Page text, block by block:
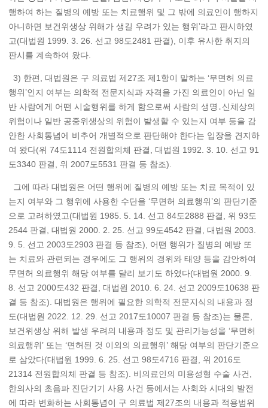
행하여 하는 질병의 예방 또는 치료행위 및 그 밖에 의료인이 행하지
아니하면 보건위생상 위해가 생길 우려가 있는 행위’라고 판시하였
고(대법원 1999. 3. 26. 선고 98도2481 판결), 이후 유사한 취지의
판시를 계속하여 왔다.
3) 한편, 대법원은 구 의료법 제27조 제1항이 말하는 ‘무면허 의료
행위’인지 여부는 의학적 전문지식과 자격을 가진 의료인이 아닌 일
반 사람에게 어떤 시술행위를 하게 함으로써 사람의 생명․신체상의
위험이나 일반 공중위생상의 위험이 발생할 수 있는지 여부 등을 감
안한 사회통념에 비추어 개별적으로 판단해야 한다는 입장을 견지하
여 왔다(위 74도1114 전원합의체 판결, 대법원 1992. 3. 10. 선고 91
도3340 판결, 위 2007도5531 판결 등 참조).
그에 따라 대법원은 어떤 행위에 질병의 예방 또는 치료 목적이 있
는지 여부와 그 행위에 사용한 수단을 ‘무면허 의료행위’의 판단기준
으로 고려하였고(대법원 1985. 5. 14. 선고 84도2888 판결, 위 93도
2544 판결, 대법원 2000. 2. 25. 선고 99도4542 판결, 대법원 2003.
9. 5. 선고 2003도2903 판결 등 참조), 어떤 행위가 질병의 예방 또
는 치료와 관련되는 경우에도 그 행위의 경위와 태양 등을 감안하여
무면허 의료행위 해당 여부를 달리 보기도 하였다(대법원 2000. 9.
8. 선고 2000도432 판결, 대법원 2010. 6. 24. 선고 2009도10638 판
결 등 참조). 대법원은 행위에 필요한 의학적 전문지식의 내용과 정
도(대법원 2022. 12. 29. 선고 2017도10007 판결 등 참조)는 물론,
보건위생상 위해 발생 우려의 내용과 정도 및 관리가능성을 ‘무면허
의료행위’ 또는 ‘면허된 것 이외의 의료행위’ 해당 여부의 판단기준으
로 삼았다(대법원 1999. 6. 25. 선고 98도4716 판결, 위 2016도
21314 전원합의체 판결 등 참조). 비의료인의 미용성형 수술 사건,
한의사의 초음파 진단기기 사용 사건 등에서는 사회와 시대의 발전
에 따라 변화하는 사회통념이 구 의료법 제27조의 내용과 적용범위